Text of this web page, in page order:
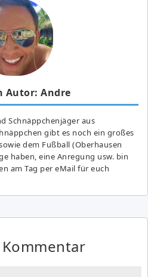
Autor: Andre
Schnäppchenjäger aus
gibt es noch ein großes
dem Fußball (Oberhausen
haben, eine Anregung usw. bin
am Tag per eMail für euch